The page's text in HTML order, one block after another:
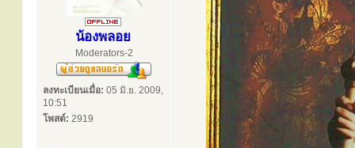
น้องพลอย
Moderators-2
ลงทะเบียนเมื่อ: 05 มิ.ย. 2009,
10:51
โพสต์: 2919